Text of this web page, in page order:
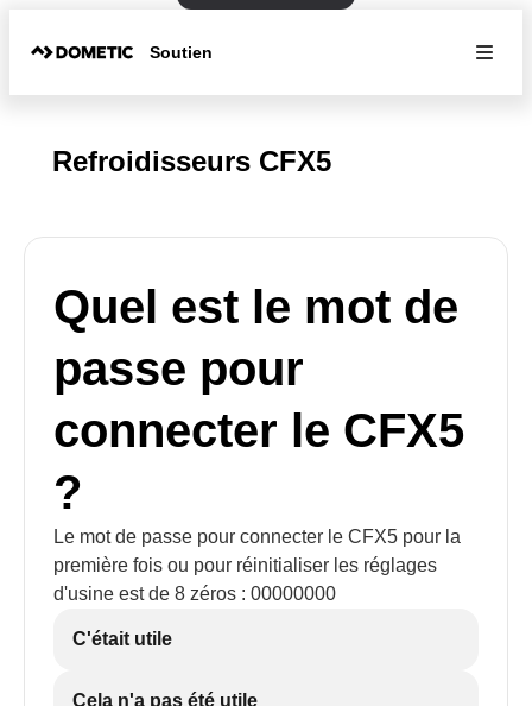
Soutien
Refroidisseurs CFX5
Quel est le mot de
passe pour
connecter le CFX5
?
Le mot de passe pour connecter le CFX5 pour la
première fois ou pour réinitialiser les réglages
d'usine est de 8 zéros : 00000000
C'était utile
Cela n'a pas été utile